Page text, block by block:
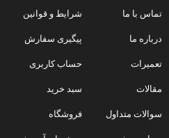
تماس با ما
درباره ما
تعمیرات
مقالات
سوالات متداول
شرایط و قوانین
پیگیری سفارش
حساب کاربری
سبد خرید
فروشگاه